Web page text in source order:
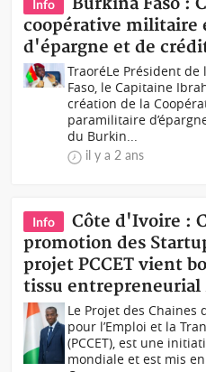
Info
coopérative militaire
d'épargne et de
TraoréLe Président
Faso, le Capitaine
création de la
paramilitaire
du Burkin...
il y a 2 ans
Info
Côte d'Ivoire :
promotion des
projet PCCET vient
tissu
Le Projet des Chaines
pour l’Emploi et la
(PCCET), est une
mondiale et est mis